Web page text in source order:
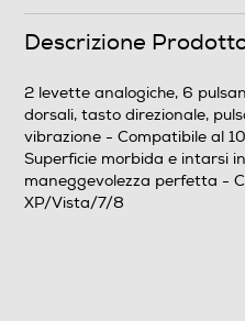
Descrizione
2 levette analogiche, 6
dorsali, tasto direzionale,
vibrazione - Compatibile al
Superficie morbida e intarsi
maneggevolezza perfetta -
XP/Vista/7/8